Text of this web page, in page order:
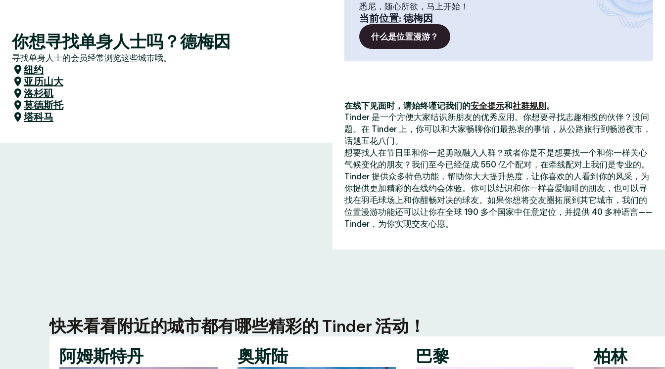
你想寻找单身人士吗？德梅因
寻找单身人士的会员经常浏览这些城市哦。
纽约
亚历山大
洛杉矶
莫德斯托
塔科马
悉尼，随心所欲，马上开始！
当前位置: 德梅因
什么是位置漫游？
在线下见面时，请始终谨记我们的安全提示和社群规则 。
Tinder 是一个方便大家结识新朋友的优秀应用。你想要寻找志趣相投的伙伴？没问
题。在 Tinder 上，你可以和大家畅聊你们最热衷的事情，从公路旅行到畅游夜市，
话题五花八门。
想要找人在节日里和你一起勇敢融入人群？或者你是不是想要找一个和你一样关心
气候变化的朋友？我们至今已经促成 550 亿个配对，在牵线配对上我们是专业的。
Tinder 提供众多特色功能，帮助你大大提升热度，让你喜欢的人看到你的风采，为
你提供更加精彩的在线约会体验。你可以结识和你一样喜爱咖啡的朋友，也可以寻
找在羽毛球场上和你酣畅对决的球友。如果你想将交友圈拓展到其它城市，我们的
位置漫游功能还可以让你在全球 190 多个国家中任意定位，并提供 40 多种语言——
Tinder，为你实现交友心愿。
快来看看附近的城市都有哪些精彩的 Tinder 活动！
阿姆斯特丹
奥斯陆 巴黎 柏林